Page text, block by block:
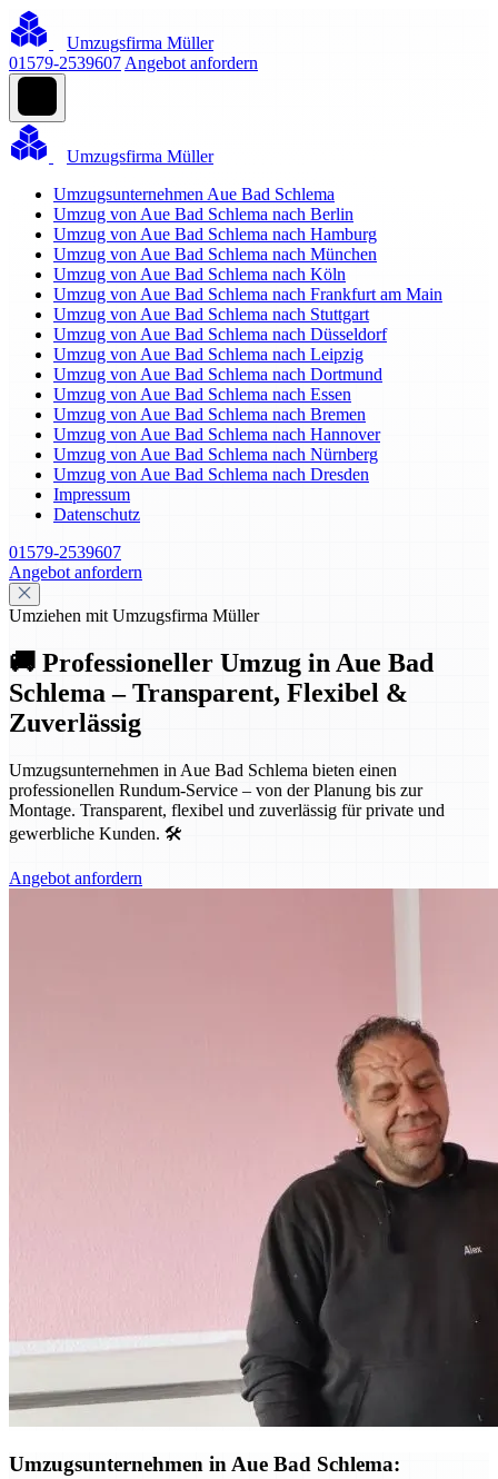
Umzugsfirma Müller
01579-2539607 Angebot anfordern
Umzugsfirma Müller
Umzugsunternehmen Aue Bad Schlema
Umzug von Aue Bad Schlema nach Berlin
Umzug von Aue Bad Schlema nach Hamburg
Umzug von Aue Bad Schlema nach München
Umzug von Aue Bad Schlema nach Köln
Umzug von Aue Bad Schlema nach Frankfurt am Main
Umzug von Aue Bad Schlema nach Stuttgart
Umzug von Aue Bad Schlema nach Düsseldorf
Umzug von Aue Bad Schlema nach Leipzig
Umzug von Aue Bad Schlema nach Dortmund
Umzug von Aue Bad Schlema nach Essen
Umzug von Aue Bad Schlema nach Bremen
Umzug von Aue Bad Schlema nach Hannover
Umzug von Aue Bad Schlema nach Nürnberg
Umzug von Aue Bad Schlema nach Dresden
Impressum
Datenschutz
01579-2539607
Angebot anfordern
Umziehen mit Umzugsfirma Müller
🚚 Professioneller Umzug in Aue Bad
Schlema – Transparent, Flexibel &
Zuverlässig
Umzugsunternehmen in Aue Bad Schlema bieten einen
professionellen Rundum-Service – von der Planung bis zur
Montage. Transparent, flexibel und zuverlässig für private und
gewerbliche Kunden. 🛠️
Angebot anfordern
Umzugsunternehmen in Aue Bad Schlema: